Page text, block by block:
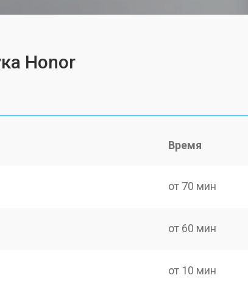
Honor
Время
от 70 мин
от 60 мин
от 10 мин